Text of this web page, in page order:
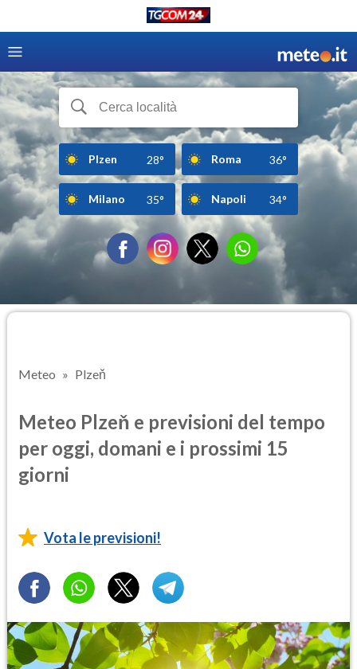
Plzen 28° Roma 36°
Milano 35° Napoli 34°
Meteo Plzeň
Meteo Plzeň e previsioni del tempo
per oggi, domani e i prossimi 15
giorni
Vota le previsioni!